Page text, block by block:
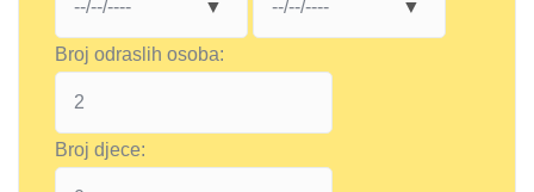
Broj odraslih osoba:
Broj djece: